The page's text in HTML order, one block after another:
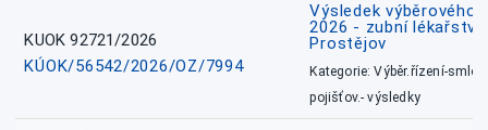
KUOK 92721/2026
KÚOK/56542/2026/OZ/7994
Výsledek výběrového
2026 - zubní
Prostějov
Kategorie: Výběr.řízení-
pojišťov.- výsledky